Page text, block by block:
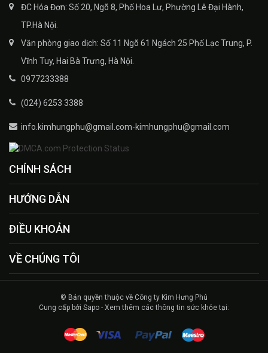
ĐC Hóa Đơn: Số 20, Ngõ 8, Phố Hoa Lư, Phường Lê Đại Hành,
TP.Hà Nội.
Văn phòng giao dịch: Số 11 Ngõ 61 Ngách 25 Phố Lạc Trung, P.
Vĩnh Tuy, Hai Bà Trưng, Hà Nội.
0977233388
(024) 6253 3388
info.kimhungphu@gmail.com-kimhungphu@gmail.com
CHÍNH SÁCH
HƯỚNG DẪN
ĐIỀU KHOẢN
VỀ CHÚNG TÔI
© Bản quyền thuộc về Công ty Kim Hưng Phú
Cung cấp bởi Sapo - Xem thêm các thông tin sức khỏe tại: